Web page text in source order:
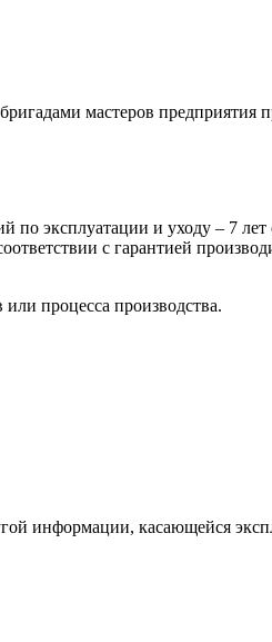
мастеров предприятия
по эксплуатации и уходу – 7 лет
с гарантией
процесса производства.
информации, касающейся